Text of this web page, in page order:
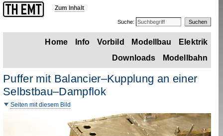
Zum Inhalt
Suche:
Home Info Vorbild Modellbau
Elektrik
Downloads
Modellbahn
Puffer mit Balancier–Kupplung an einer
Selbstbau–Dampflok
Seiten mit diesem Bild